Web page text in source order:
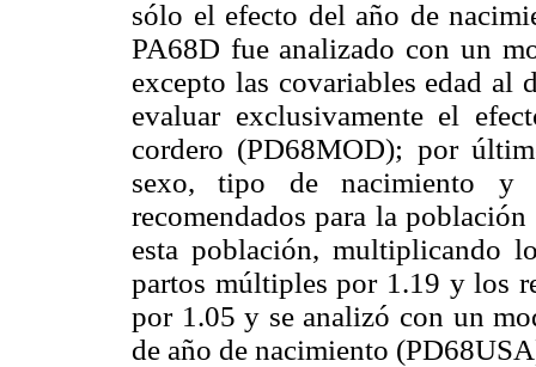
sólo el efecto del año de
PA68D fue analizado con un
excepto las covariables edad al
evaluar exclusivamente el
cordero (PD68MOD); por
sexo, tipo de nacimiento y
recomendados para la
esta población, multiplicando
partos múltiples por 1.19 y los
por 1.05 y se analizó con un
de año de nacimiento